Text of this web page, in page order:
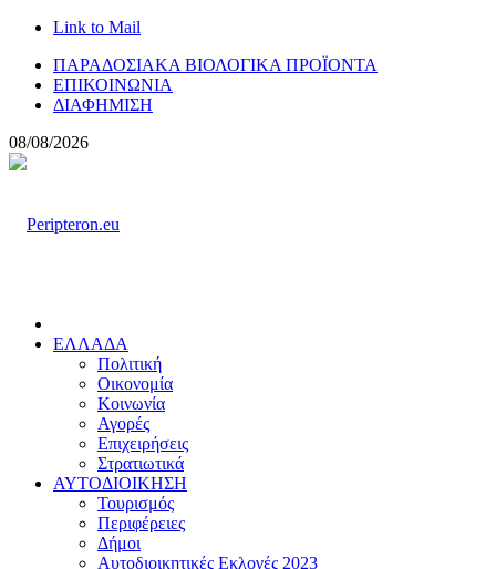
Link to Mail
ΠΑΡΑΔΟΣΙΑΚΑ ΒΙΟΛΟΓΙΚΑ ΠΡΟΪΟΝΤΑ
ΕΠΙΚΟΙΝΩΝΙΑ
ΔΙΑΦΗΜΙΣΗ
08/08/2026
ΕΛΛΑΔΑ
Πολιτική
Οικονομία
Κοινωνία
Αγορές
Επιχειρήσεις
Στρατιωτικά
ΑΥΤΟΔΙΟΙΚΗΣΗ
Τουρισμός
Περιφέρειες
Δήμοι
Αυτοδιοικητικές Εκλογές 2023